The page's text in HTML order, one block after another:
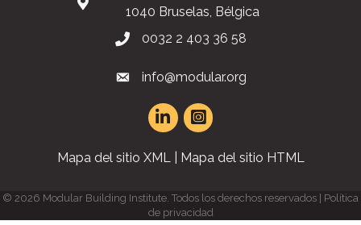
1040 Bruselas, Bélgica
0032 2 403 36 58
info@modular.org
Mapa del sitio XML| Mapa del sitio HTML
© 2026 Modular Building Institute. Todos los derechos reservados | Política
de privacidad